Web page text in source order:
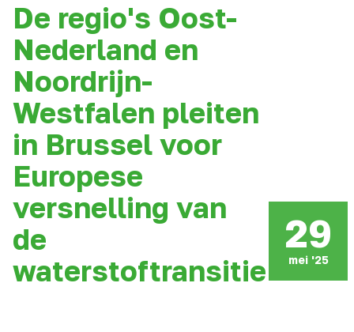
De regio's Oost-
Nederland en
Noordrijn-
Westfalen pleiten
in Brussel voor
Europese
versnelling van
de
waterstoftransitie
29
mei '25